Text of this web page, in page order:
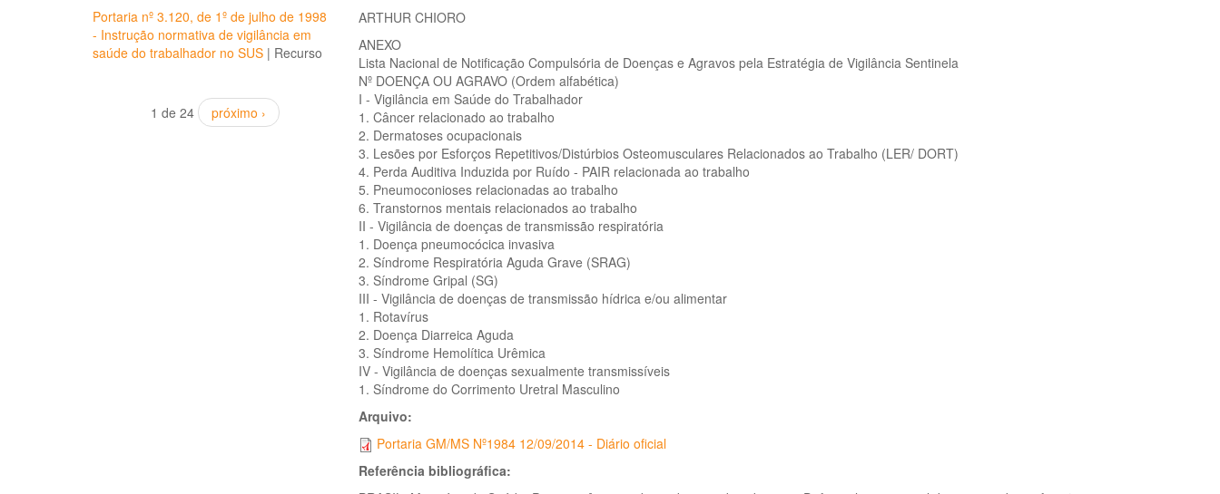
Portaria nº 3.120, de 1º de julho de 1998
- Instrução normativa de vigilância em
saúde do trabalhador no SUS | Recurso
1 de 24 próximo ›
ARTHUR CHIORO
ANEXO
Lista Nacional de Notificação Compulsória de Doenças e Agravos pela Estratégia de Vigilância Sentinela
Nº DOENÇA OU AGRAVO (Ordem alfabética)
I - Vigilância em Saúde do Trabalhador
1. Câncer relacionado ao trabalho
2. Dermatoses ocupacionais
3. Lesões por Esforços Repetitivos/Distúrbios Osteomusculares Relacionados ao Trabalho (LER/ DORT)
4. Perda Auditiva Induzida por Ruído - PAIR relacionada ao trabalho
5. Pneumoconioses relacionadas ao trabalho
6. Transtornos mentais relacionados ao trabalho
II - Vigilância de doenças de transmissão respiratória
1. Doença pneumocócica invasiva
2. Síndrome Respiratória Aguda Grave (SRAG)
3. Síndrome Gripal (SG)
III - Vigilância de doenças de transmissão hídrica e/ou alimentar
1. Rotavírus
2. Doença Diarreica Aguda
3. Síndrome Hemolítica Urêmica
IV - Vigilância de doenças sexualmente transmissíveis
1. Síndrome do Corrimento Uretral Masculino
Arquivo:
Portaria GM/MS Nº1984 12/09/2014 - Diário oficial
Referência bibliográfica: